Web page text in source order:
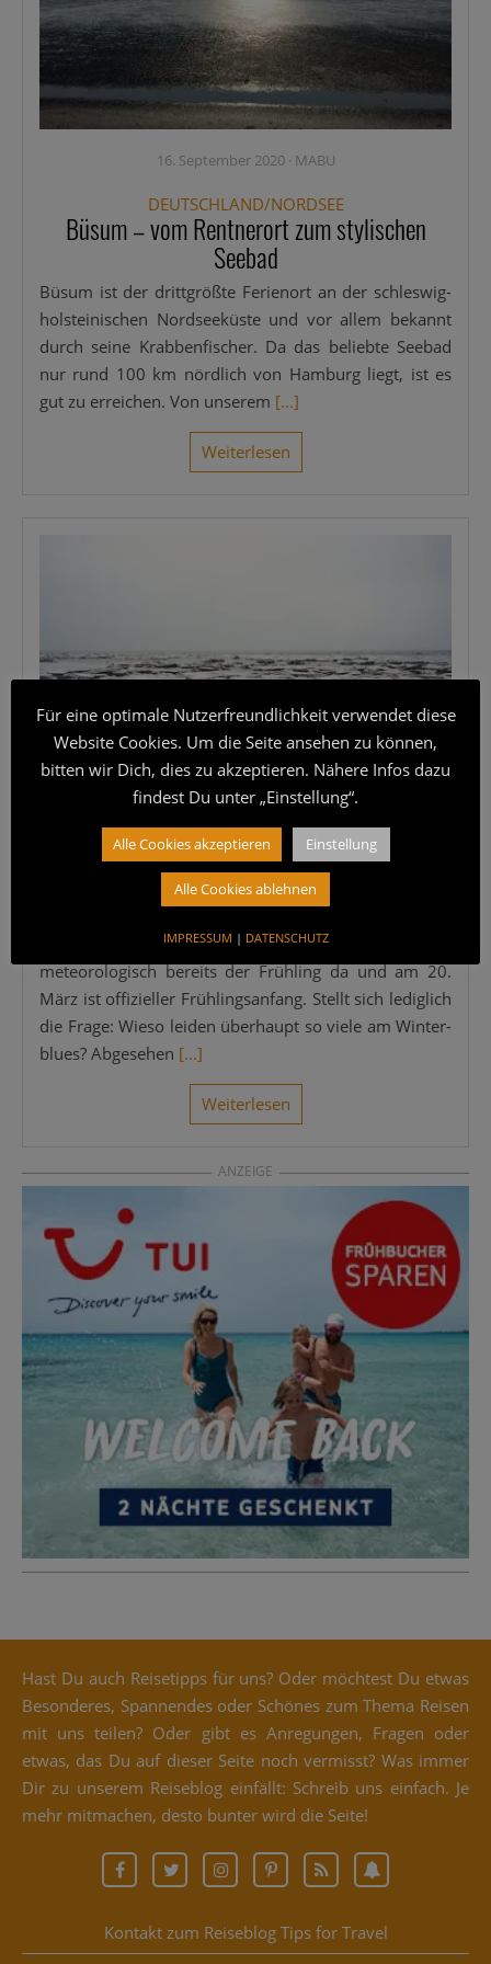
16. September 2020· MABU
DEUTSCHLAND/NORDSEE
Büsum – vom Rentnerort zum stylischen
Seebad
Büsum ist der dritt­größ­te Feri­en­ort an der schles­­wig-
hol­s­tei­­ni­­schen Nord­see­küs­te und vor allem bekannt
durch sei­ne Krab­ben­fi­scher. Da das belieb­te See­bad
nur rund 100 km nörd­lich von Ham­burg liegt, ist es
gut zu errei­chen. Von unse­rem [...]
Wei­ter­le­sen
13. März 2020· MABU
DEUTSCHLAND/NORD- UND OSTSEE
Winterblues adieu
Der Win­ter­blues ist fast vor­bei! Seit dem 1. März ist
meteo­ro­lo­gisch bereits der Früh­ling da und am 20.
März ist offi­zi­el­ler Früh­lings­an­fang. Stellt sich ledig­lich
die Fra­ge: Wie­so lei­den über­haupt so vie­le am Win­ter­
blues? Abge­se­hen [...]
Wei­ter­le­sen
ANZEIGE
Hast Du auch Rei­se­tipps für uns? Oder möch­test Du etwas
Beson­de­res, Span­nen­des oder Schö­nes zum The­ma Rei­sen
mit uns tei­len? Oder gibt es Anre­gun­gen, Fra­gen oder
etwas, das Du auf die­ser Sei­te noch ver­misst? Was immer
Dir zu unse­rem Rei­se­blog ein­fällt: Schreib uns ein­fach. Je
mehr mit­ma­chen, des­to bun­ter wird die Seite!
Kontakt zum Reiseblog Tips for Travel
Für eine optimale Nutzerfreundlichkeit verwendet diese
Website Cookies. Um die Seite ansehen zu können,
bitten wir Dich, dies zu akzeptieren. Nähere Infos dazu
findest Du unter „Einstellung“.
Alle Cookies akzeptieren Einstellung
Alle Cookies ablehnen
IMPRESSUM | DATENSCHUTZ